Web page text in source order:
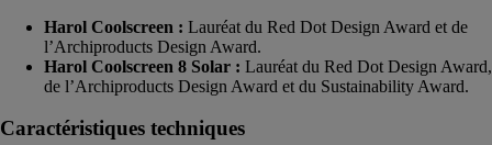
Harol Coolscreen : Lauréat du Red Dot Design Award et de
l’Archiproducts Design Award.
Harol Coolscreen 8 Solar : Lauréat du Red Dot Design Award,
de l’Archiproducts Design Award et du Sustainability Award.
Caractéristiques techniques